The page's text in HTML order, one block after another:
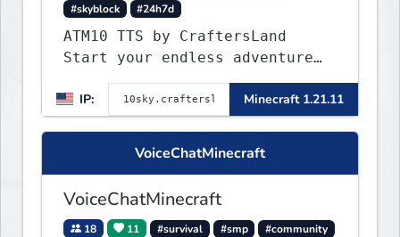
#skyblock
#24h7d
ATM10 TTS by CraftersLand
Start your endless adventure
IP:
Minecraft 1.21.11
VoiceChatMinecraft
VoiceChatMinecraft
18 11 #survival #smp
#community